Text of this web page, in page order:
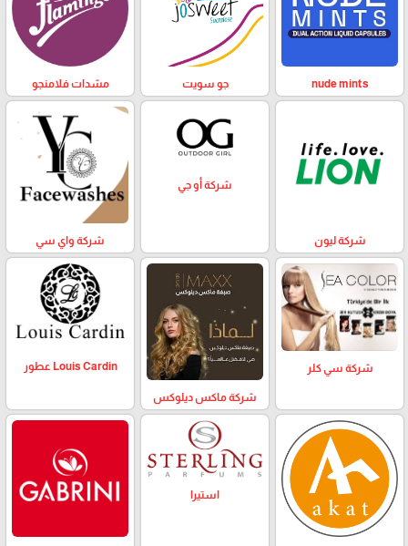
nude mints جو سويت مشدات فلامنجو
شركة ليون
شركة أو جي
شركة واي سي
شركة سي كلر
شركة ماكس ديلوكس
Louis Cardin عطور
استيرا